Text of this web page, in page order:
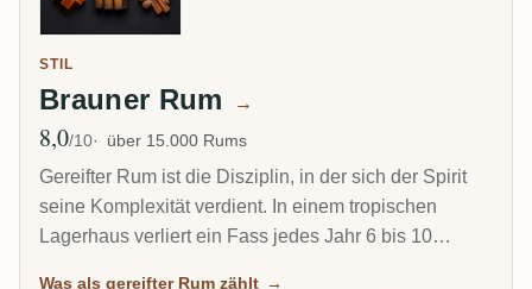
STIL
Brauner Rum →
Ø Bewertung
8,0/10 über 15.000 Rums
Gereifter Rum ist die Disziplin, in der sich der Spirit
seine Komplexität verdient. In einem tropischen
Lagerhaus verliert ein Fass jedes Jahr 6 bis 10
Was als gereifter Rum zählt →